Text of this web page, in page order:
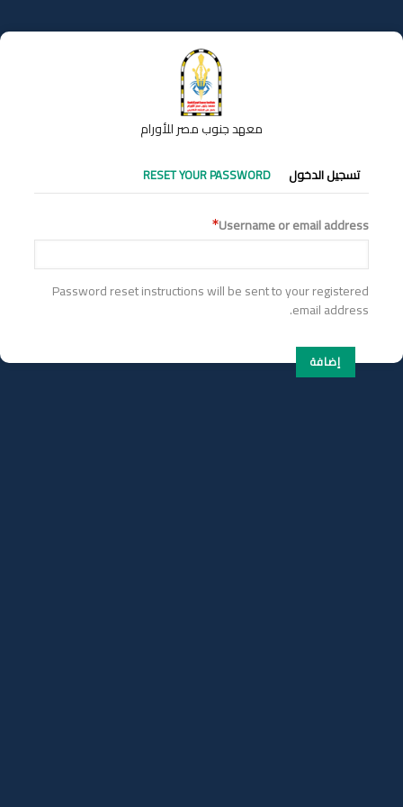
إلى
المحتوى
معهد جنوب مصر للأورام
التبويبات
الأساسية
تسجيل الدخول RESET YOUR PASSWORD
Username or email address
Password reset instructions will be sent to your registered
email address.